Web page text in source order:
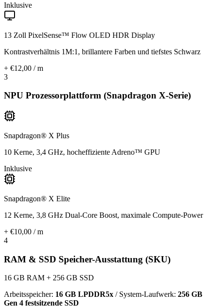
Inklusive
13 Zoll PixelSense™ Flow OLED HDR Display
Kontrastverhältnis 1M:1, brillantere Farben und tiefstes Schwarz
+ €12,00 / m
3
NPU Prozessorplattform (Snapdragon X-Serie)
Snapdragon® X Plus
10 Kerne, 3,4 GHz, hocheffiziente Adreno™ GPU
Inklusive
Snapdragon® X Elite
12 Kerne, 3,8 GHz Dual-Core Boost, maximale Compute-Power
+ €10,00 / m
4
RAM & SSD Speicher-Ausstattung (SKU)
16 GB RAM + 256 GB SSD
Arbeitsspeicher: 16 GB LPDDR5x / System-Laufwerk: 256 GB
Gen 4 festsitzende SSD